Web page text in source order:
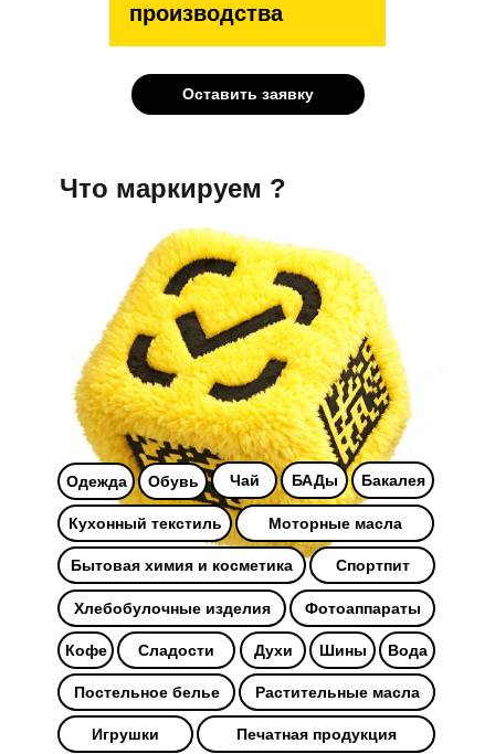
Оставить заявку
производства
Что маркируем ?
Сладости
Хлебобулочные изделия
Кофе
Чай Бакалея
Растительные масла
Спортпит
Печатная продукция
Шины
Фотоаппараты
Духи
Моторные масла
Игрушки
Бытовая химия и косметика
БАДы
Кухонный текстиль
Постельное белье
Вода
Обувь
Одежда